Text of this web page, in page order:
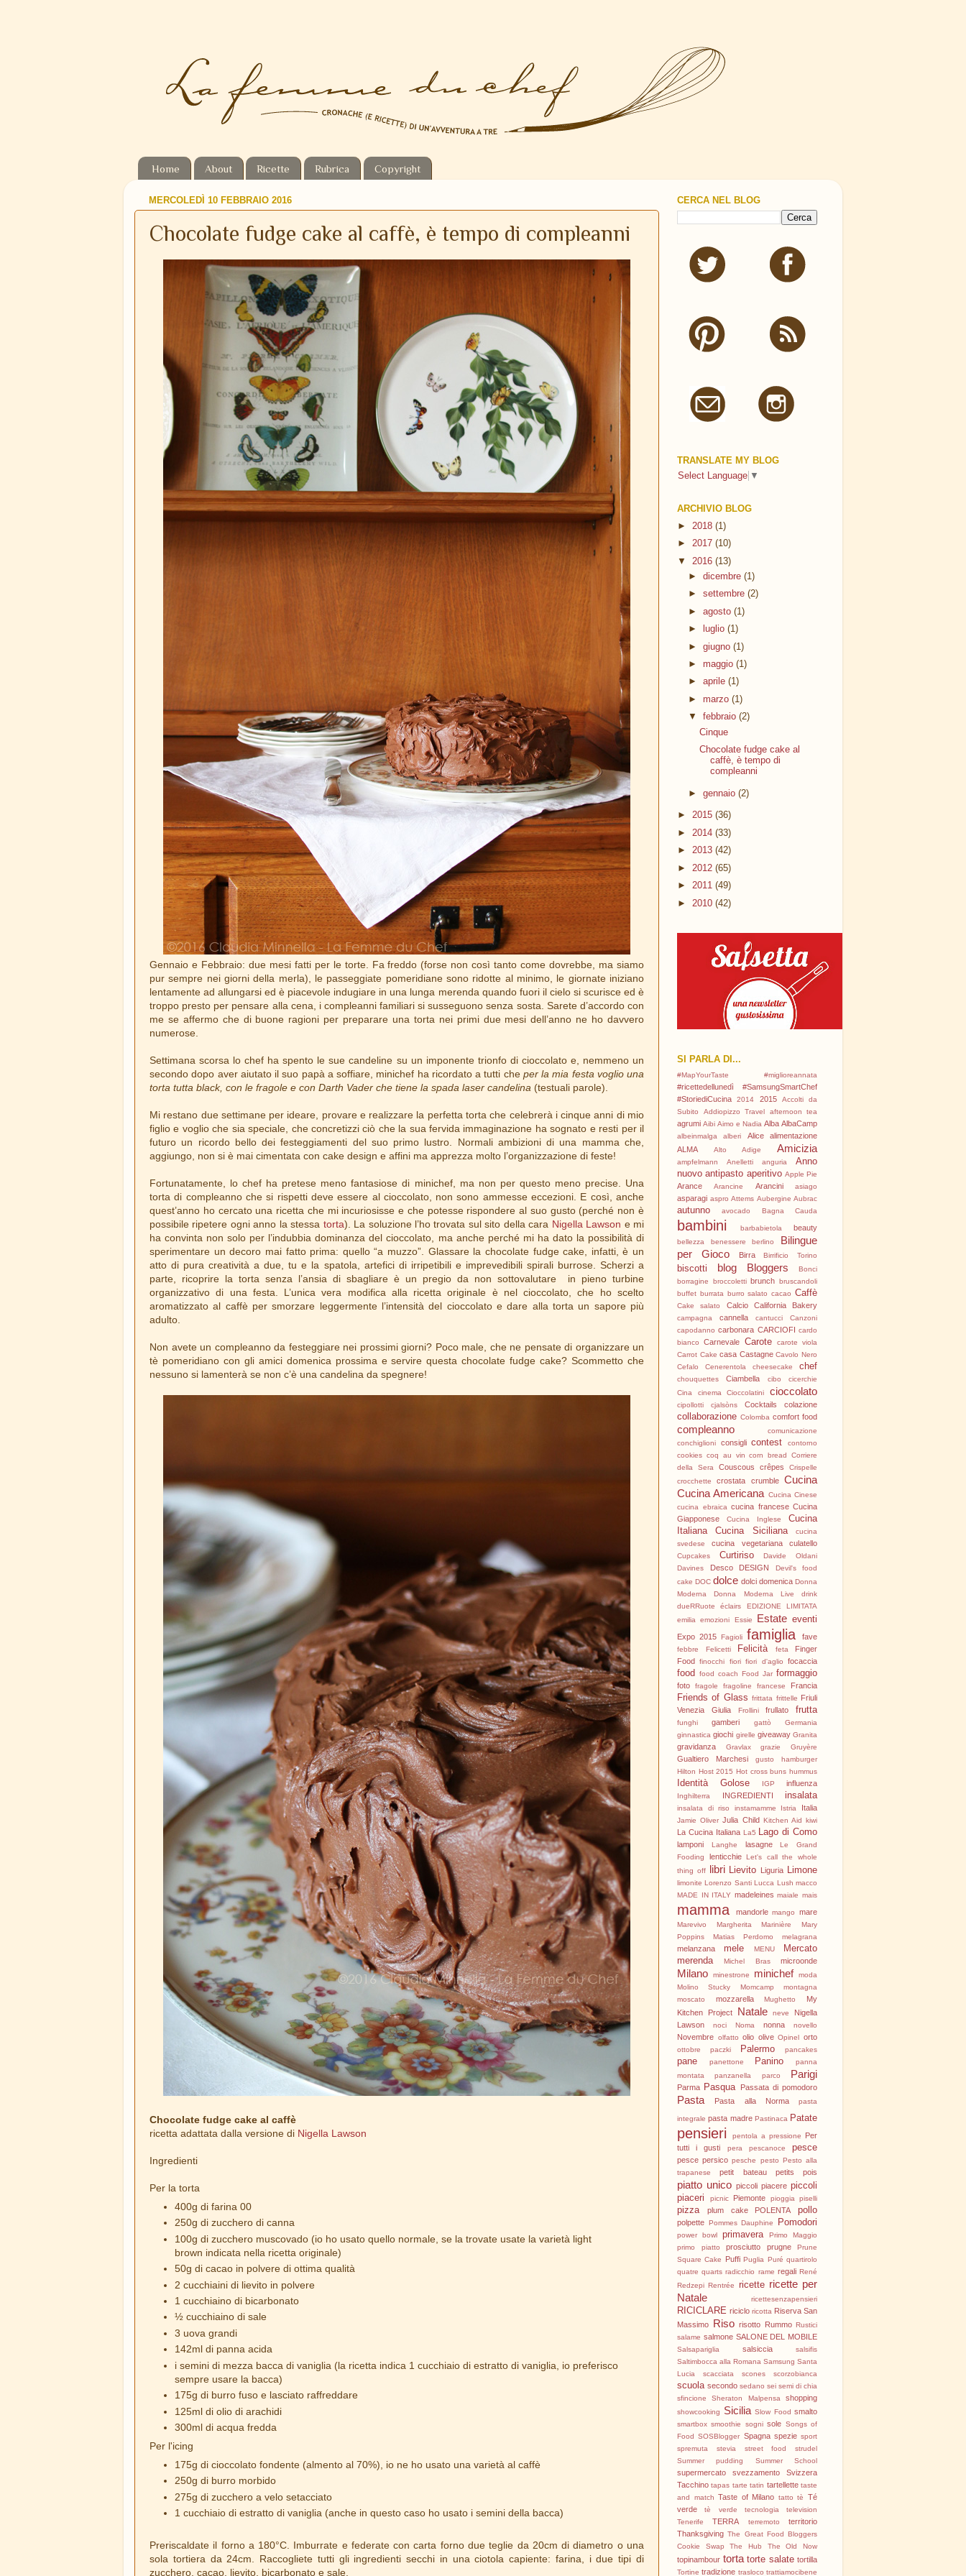
Home About Ricette Rubrica Copyright
MERCOLEDÌ 10 FEBBRAIO 2016
Chocolate fudge cake al caffè, è tempo di compleanni
Gennaio e Febbraio: due mesi fatti per le torte. Fa freddo (forse non così tanto come dovrebbe, ma siamo
pur sempre nei giorni della merla), le passeggiate pomeridiane sono ridotte al minimo, le giornate iniziano
lentamente ad allungarsi ed è piacevole indugiare in una lunga merenda quando fuori il cielo si scurisce ed è
troppo presto per pensare alla cena, i compleanni familiari si susseguono senza sosta. Sarete d’accordo con
me se affermo che di buone ragioni per preparare una torta nei primi due mesi dell’anno ne ho davvero
numerose.
Settimana scorsa lo chef ha spento le sue candeline su un imponente trionfo di cioccolato e, nemmeno un
secondo dopo aver aiutato il suo papà a soffiare, minichef ha ricordato a tutti che per la mia festa voglio una
torta tutta black, con le fragole e con Darth Vader che tiene la spada laser candelina (testuali parole).
Mi restano due settimane per ideare, provare e realizzare la perfetta torta che celebrerà i cinque anni di mio
figlio e voglio che sia speciale, che concretizzi ciò che la sua fervida immaginazione ha sognato e resti per il
futuro un ricordo bello dei festeggiamenti del suo primo lustro. Normali ambizioni di una mamma che,
aggiungo, non si è mai cimentata con cake design e affini ma apprezza molto l’organizzazione di feste!
Fortunatamente, lo chef ha pretese meno fantasiose di minichef, ma non per questo meno precise. Una
torta di compleanno che si rispetti deve essere al cioccolato, non sono ammesse eccezioni. E così, anche
quest’anno ho cercato una ricetta che mi incuriosisse e che potesse rispondere al suo gusto (perché non è
possibile ripetere ogni anno la stessa torta). La soluzione l’ho trovata sul sito della cara Nigella Lawson e mi
ha convinta non solo per l’indubbia dominanza del cioccolato, ma anche perché mi ha dato la possibilità di
sperimentare un decoro mai fatto prima: quello “a muzzo”. Glassare la chocolate fudge cake, infatti, è un
atto di pura creatività a due, tu e la spatola, artefici di irripetibili e imprevedibili spirali burrose. Scherzi a
parte, ricoprire la torta senza l’ansia di sbagliare è un pregio da non sottovalutare in pieno turbine
organizzativo di una festa. L’unica vera modifica alla ricetta originale è nel cioccolato, che ho scelto
aromatizzato al caffè per smorzare leggermente l’intensità del cioccolato e dare alla torta un sapore più
adulto.
Non avete un compleanno da festeggiare nei prossimi giorni? Poco male, che ne pensate di organizzare un
tè pomeridiano con gli amici domenica prossima e servire questa chocolate fudge cake? Scommetto che
nessuno si lamenterà se non c’è una candelina da spegnere!
Chocolate fudge cake al caffè
ricetta adattata dalla versione di Nigella Lawson
Ingredienti
Per la torta
400g di farina 00
250g di zucchero di canna
100g di zucchero muscovado (io ho usato quello normale, se la trovate usate la varietà light
brown indicata nella ricetta originale)
50g di cacao in polvere di ottima qualità
2 cucchiaini di lievito in polvere
1 cucchiaino di bicarbonato
½ cucchiaino di sale
3 uova grandi
142ml di panna acida
i semini di mezza bacca di vaniglia (la ricetta indica 1 cucchiaio di estratto di vaniglia, io preferisco
sempre usare la bacca)
175g di burro fuso e lasciato raffreddare
125ml di olio di arachidi
300ml di acqua fredda
Per l'icing
175g di cioccolato fondente (almento al 70%), io ne ho usato una varietà al caffè
250g di burro morbido
275g di zucchero a velo setacciato
1 cucchiaio di estratto di vaniglia (anche in questo caso ho usato i semini della bacca)
Preriscaldate il forno a 180°C. Imburrate e federate con carta forno due teglie da 20cm di diametro o una
sola tortiera da 24cm. Raccogliete tutti gli ingredienti secchi in una ciotola capiente: farina, i due tipi di
zucchero, cacao, lievito, bicarbonato e sale.
CERCA NEL BLOG
TRANSLATE MY BLOG
Select Language ▼
ARCHIVIO BLOG
► 2018 (1)
► 2017 (10)
▼ 2016 (13)
►dicembre(1)
►settembre(2)
►agosto(1)
►
luglio(1)
►giugno(1)
►maggio(1)
►aprile(1)
►marzo(1)
▼febbraio(2)
Cinque
Chocolate fudge cake al
caffè, è tempo di
compleanni
►gennaio(2)
► 2015 (36)
► 2014 (33)
► 2013 (42)
► 2012 (65)
► 2011 (49)
► 2010 (42)
SI PARLA DI...
#MapYourTaste #miglioreannata
#ricettedellunedì
#SamsungSmartChef
#StoriediCucina
2014 2015
Accolti da
Subito
Addiopizzo Travel afternoon tea
agrumi Aibi Aimo e Nadia Alba AlbaCamp
albeinmalga alberi Alice
alimentazione
ALMA
Alto Adige Amicizia
ampfelmann Anelletti anguria
Anno
nuovo antipasto aperitivo Apple Pie
Arance Arancine Arancini asiago
asparagi aspro Attems Aubergine Aubrac
autunno avocado Bagna Cauda
bambini barbabietola beauty
bellezza benessere berlino
Bilingue
per Gioco
Birra Birrificio Torino
biscotti blog Bloggers
Bonci
borragine
broccoletti brunch bruscandoli
buffet burrata burro salato cacao Caffè
Cake salato Calcio California Bakery
campagna cannella cantucci
Canzoni
capodanno carbonara CARCIOFI cardo
bianco
Carnevale Carote
carote viola
Carrot Cake casa Castagne Cavolo Nero
Cefalo
Cenerentola cheesecake chef
chouquettes Ciambella cibo
cicerchie
Cina
cinema Cioccolatini cioccolato
cipollotti cjalsòns Cocktails colazione
collaborazione Colomba comfort food
compleanno
comunicazione
conchiglioni
consigli contest
contorno
cookies coq au vin corn bread
Corriere
della Sera
Couscous crêpes
Crispelle
crocchette
crostata crumble
Cucina
Cucina Americana Cucina Cinese
cucina ebraica cucina francese Cucina
Giapponese
Cucina Inglese
Cucina
Italiana
Cucina Siciliana
cucina
svedese
cucina vegetariana culatello
Cupcakes Curtiriso
Davide Oldani
Davines
Desco DESIGN
Devil's food
cake DOC dolce dolci domenica Donna
Moderna
Donna Moderna Live
drink
dueRRuote
éclairs
EDIZIONE LIMITATA
emilia
emozioni Essie Estate eventi
Expo 2015 Fagioli famiglia fave
febbre Felicetti Felicità feta
Finger
Food finocchi fiori fiori d'aglio focaccia
food food coach Food Jar formaggio
foto fragole fragoline francese Francia
Friends of Glass frittata frittelle Friuli
Venezia Giulia
Frollini frullato frutta
funghi gamberi gattò
Germania
ginnastica giochi girelle giveaway Granita
gravidanza Gravlax grazie Gruyère
Gualtiero Marchesi gusto
hamburger
Hilton Host 2015 Hot cross buns hummus
Identità Golose IGP influenza
Inghilterra INGREDIENTI insalata
insalata di riso instamamme Istria Italia
Jamie Oliver Julia Child Kitchen Aid kiwi
La Cucina Italiana La5 Lago di Como
lamponi Langhe lasagne
Le Grand
Fooding
lenticchie
Let's call the whole
thing off libri Lievito Liguria Limone
limonite Lorenzo Santi Lucca Lush macco
MADE IN ITALY madeleines maiale mais
mamma mandorle mango mare
Marevivo Margherita Marinière
Mary
Poppins
Matias Perdomo melagrana
melanzana mele MENU
Mercato
merenda
Michel Bras microonde
Milano minestrone minichef
moda
Molino Stucky
Momcamp
montagna
moscato
mozzarella Mughetto
My
Kitchen Project
Natale neve
Nigella
Lawson
noci Noma nonna novello
Novembre olfatto olio olive Opinel orto
ottobre paczki Palermo pancakes
pane panettone Panino
panna
montata
panzanella parco Parigi
Parma Pasqua Passata di pomodoro
Pasta Pasta alla Norma pasta
integrale pasta madre Pastinaca Patate
pensieri pentola a pressione
Per
tutti i gusti
pera pescanoce pesce
pesce persico pesche pesto Pesto alla
trapanese
petit bateau petits pois
piatto unico piccoli piacere piccoli
piaceri
picnic Piemonte pioggia piselli
pizza plum cake POLENTA pollo
polpette Pommes Dauphine Pomodori
power bowl primavera
Primo Maggio
primo piatto
prosciutto prugne
Prune
Square Cake
Puffi Puglia Puré quartirolo
quatre quarts radicchio rame regali René
Redzepi Rentrée ricette ricette per
Natale
ricettesenzapensieri
RICICLARE riciclo ricotta Riserva San
Massimo Riso risotto Rummo Rustici
salame salmone SALONE DEL MOBILE
Salsapariglia salsiccia
salsifis
Saltimbocca alla Romana Samsung Santa
Lucia
scacciata scones scorzobianca
scuola secondo sedano sei semi di chia
sfincione
Sheraton Malpensa shopping
showcooking Sicilia Slow Food smalto
smartbox smoothie sogni sole Songs of
Food SOSBlogger Spagna spezie sport
spremuta
stevia street food
strudel
Summer pudding
Summer School
supermercato svezzamento
Svizzera
Tacchino tapas tarte tatin tartellette taste
and match Taste of Milano tatto tè
Té
verde
tè verde tecnologia
television
Tenerife
TERRA terremoto
territorio
Thanksgiving The Great Food Bloggers
Cookie Swap
The Hub The Old Now
topinambour torta torte salate tortilla
Tortine tradizione trasloco trattiamocibene